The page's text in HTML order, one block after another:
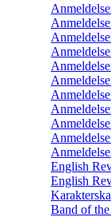
English
English
Band of